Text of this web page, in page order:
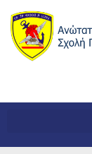
στο
περιεχόμενο